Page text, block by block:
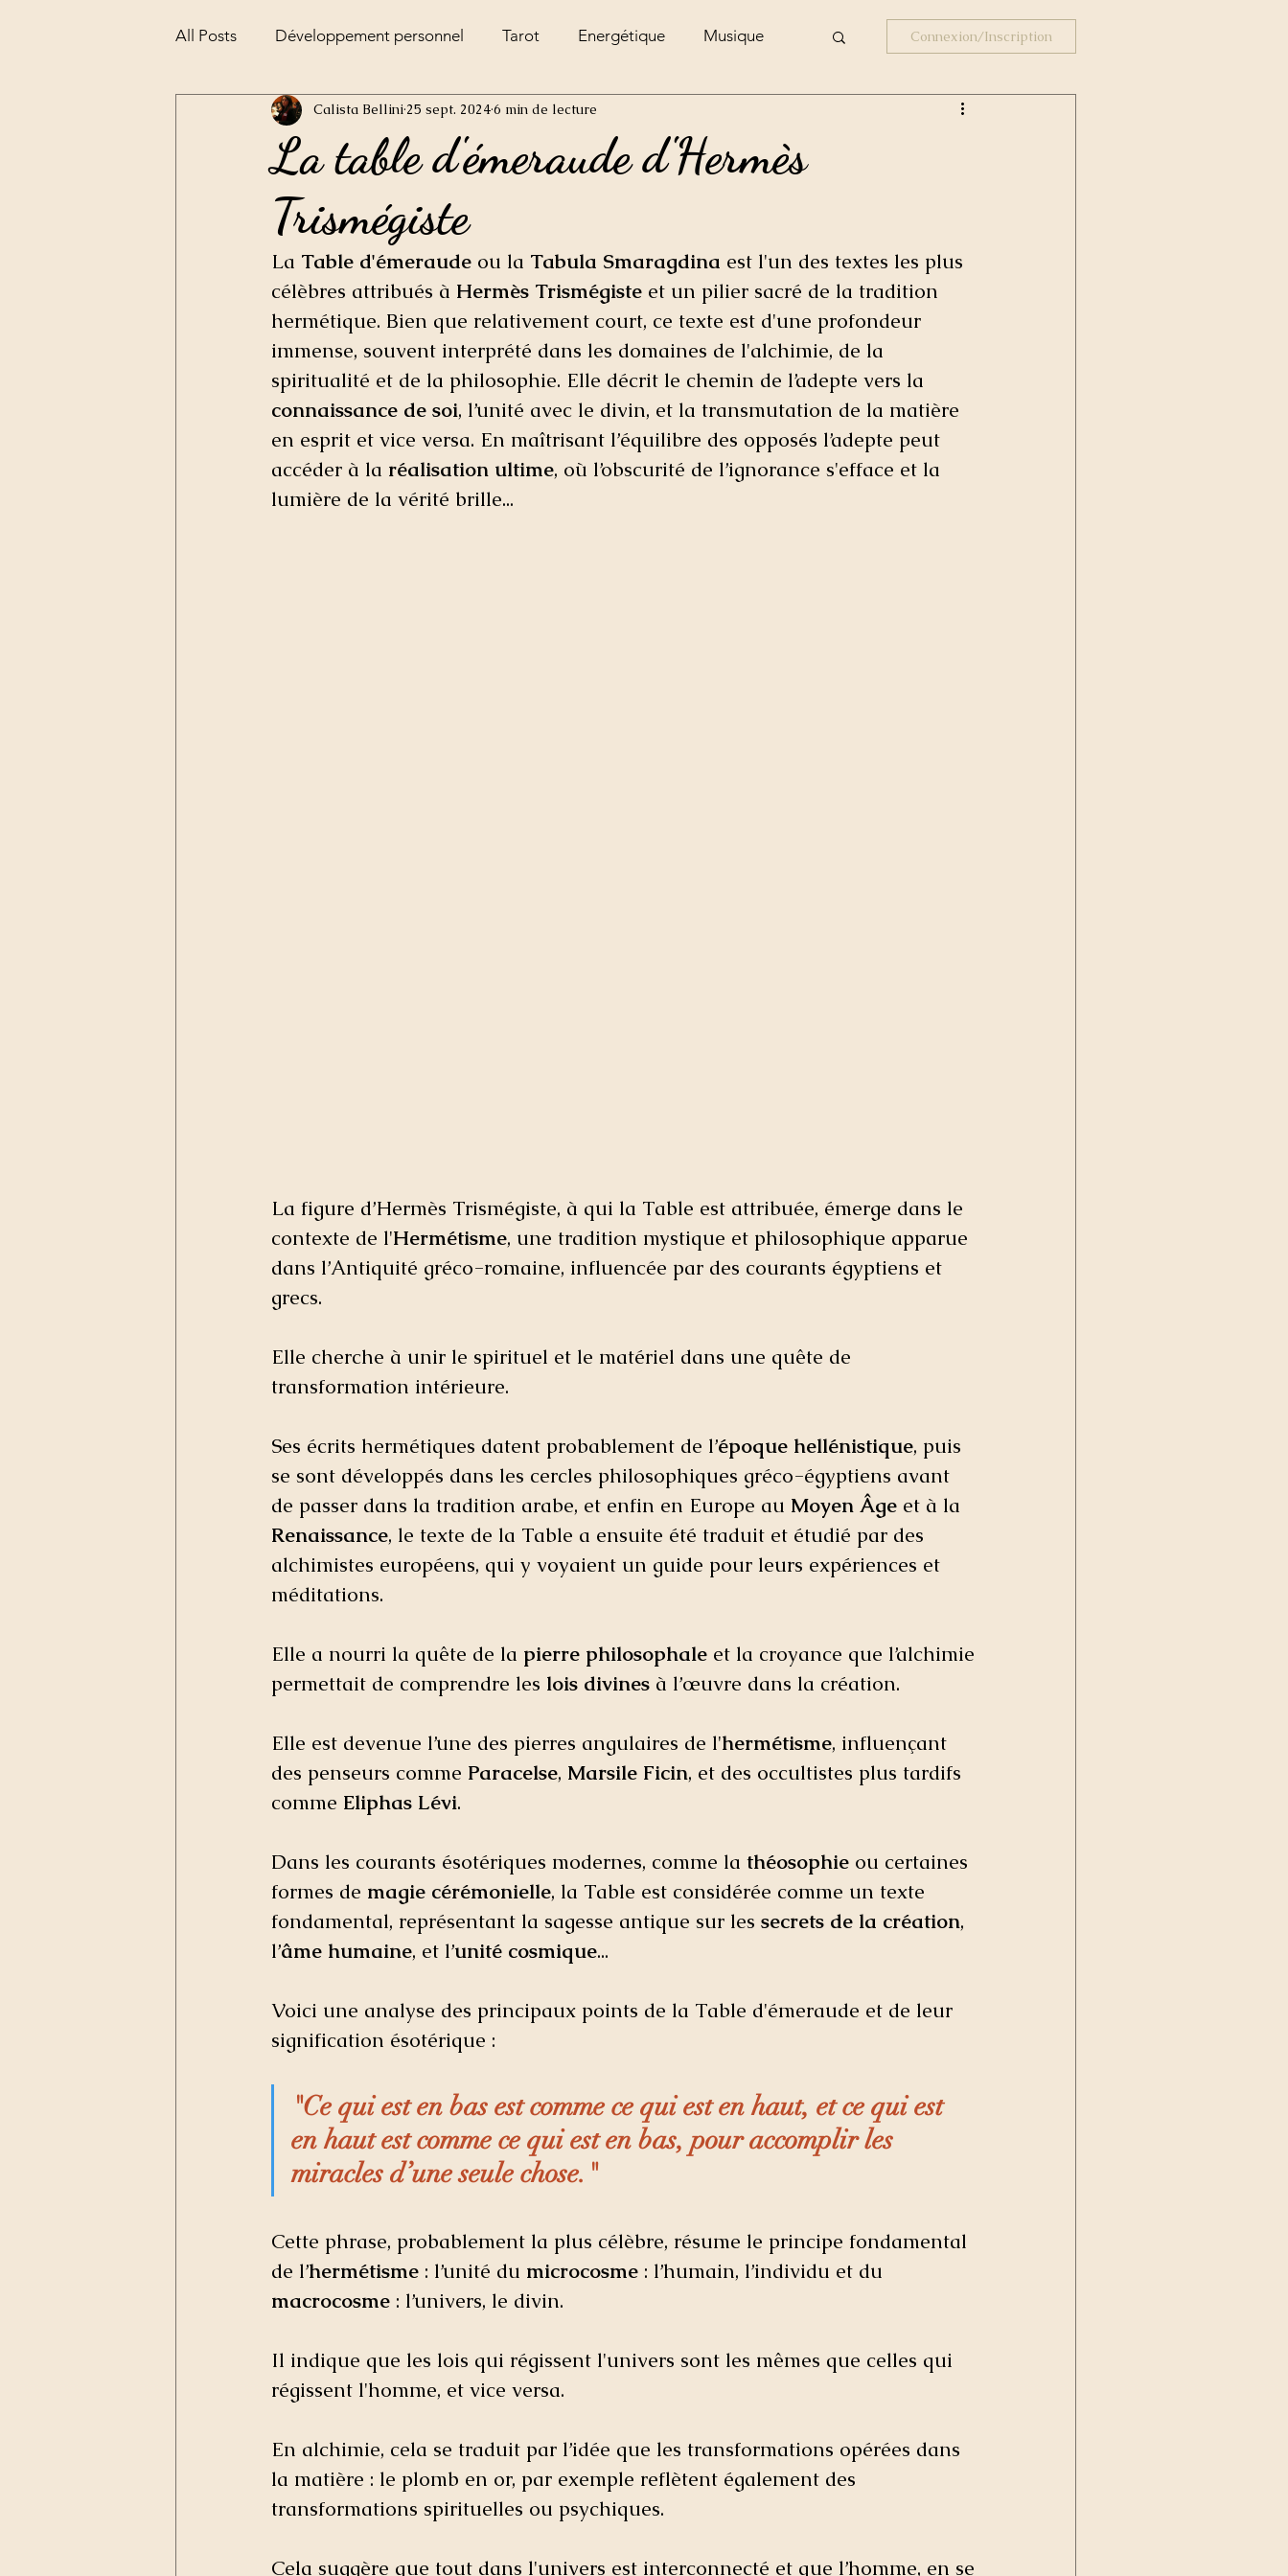
All Posts Développement personnel Tarot Energétique Musique
Alchimie la pesée de l'âme
Connexion/Inscription
La table d'émeraude d'Hermès
Trismégiste
Calista Bellini 25 sept. 20246 min de lecture
La Table d'émeraude ou la Tabula Smaragdina est l'un des textes les plus
célèbres attribués à Hermès Trismégiste et un pilier sacré de la tradition
hermétique. Bien que relativement court, ce texte est d'une profondeur
immense, souvent interprété dans les domaines de l'alchimie, de la
spiritualité et de la philosophie. Elle décrit le chemin de l’adepte vers la
connaissance de soi, l’unité avec le divin, et la transmutation de la matière
en esprit et vice versa. En maîtrisant l’équilibre des opposés l’adepte peut
accéder à la réalisation ultime, où l’obscurité de l’ignorance s'efface et la
lumière de la vérité brille...
La figure d’Hermès Trismégiste, à qui la Table est attribuée, émerge dans le
contexte de l'Hermétisme, une tradition mystique et philosophique apparue
dans l’Antiquité gréco-romaine, influencée par des courants égyptiens et
grecs.
Elle cherche à unir le spirituel et le matériel dans une quête de
transformation intérieure.
Ses écrits hermétiques datent probablement de l’époque hellénistique, puis
se sont développés dans les cercles philosophiques gréco-égyptiens avant
de passer dans la tradition arabe, et enfin en Europe au Moyen Âge et à la
Renaissance, le texte de la Table a ensuite été traduit et étudié par des
alchimistes européens, qui y voyaient un guide pour leurs expériences et
méditations.
Elle a nourri la quête de la pierre philosophale et la croyance que l’alchimie
permettait de comprendre les lois divines à l’œuvre dans la création.
Elle est devenue l’une des pierres angulaires de l'hermétisme, influençant
des penseurs comme Paracelse, Marsile Ficin, et des occultistes plus tardifs
comme Eliphas Lévi.
Dans les courants ésotériques modernes, comme la théosophie ou certaines
formes de magie cérémonielle, la Table est considérée comme un texte
fondamental, représentant la sagesse antique sur les secrets de la création,
l’âme humaine, et l’unité cosmique...
Voici une analyse des principaux points de la Table d'émeraude et de leur
signification ésotérique :
"Ce qui est en bas est comme ce qui est en haut, et ce qui est
en haut est comme ce qui est en bas, pour accomplir les
miracles d’une seule chose."
Cette phrase, probablement la plus célèbre, résume le principe fondamental
de l’hermétisme : l’unité du microcosme : l’humain, l’individu et du
macrocosme : l’univers, le divin.
Il indique que les lois qui régissent l'univers sont les mêmes que celles qui
régissent l'homme, et vice versa.
En alchimie, cela se traduit par l’idée que les transformations opérées dans
la matière : le plomb en or, par exemple reflètent également des
transformations spirituelles ou psychiques.
Cela suggère que tout dans l'univers est interconnecté et que l’homme, en se